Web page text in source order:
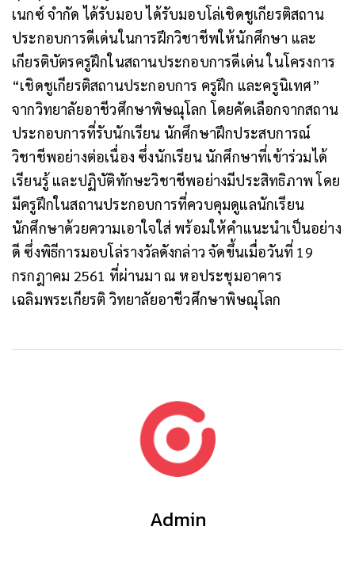
เนกซ์ จำกัด ได้รับมอบ ได้รับมอบโล่เชิดชูเกียรติสถาน
ประกอบการดีเด่นในการฝึกวิชาชีพให้นักศึกษา และ
เกียรติบัตรครูฝึกในสถานประกอบการดีเด่น ในโครงการ
“เชิดชูเกียรติสถานประกอบการ ครูฝึก และครูนิเทศ”
จากวิทยาลัยอาชีวศึกษาพิษณุโลก โดยคัดเลือกจากสถาน
ประกอบการที่รับนักเรียน นักศึกษาฝึกประสบการณ์
วิชาชีพอย่างต่อเนื่อง ซึ่งนักเรียน นักศึกษาที่เข้าร่วมได้
เรียนรู้ และปฏิบัติทักษะวิชาชีพอย่างมีประสิทธิภาพ โดย
มีครูฝึกในสถานประกอบการที่ควบคุมดูแลนักเรียน
นักศึกษาด้วยความเอาใจใส่ พร้อมให้คำแนะนำเป็นอย่าง
ดี ซึ่งพิธีการมอบโล่รางวัลดังกล่าว จัดขึ้นเมื่อวันที่ 19
กรกฎาคม 2561 ที่ผ่านมา ณ หอประชุมอาคาร
เฉลิมพระเกียรติ วิทยาลัยอาชีวศึกษาพิษณุโลก
Admin